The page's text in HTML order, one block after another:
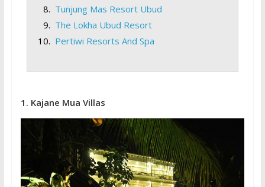
Tunjung Mas Resort Ubud
The Lokha Ubud Resort
Pertiwi Resorts And Spa
1. Kajane Mua Villas